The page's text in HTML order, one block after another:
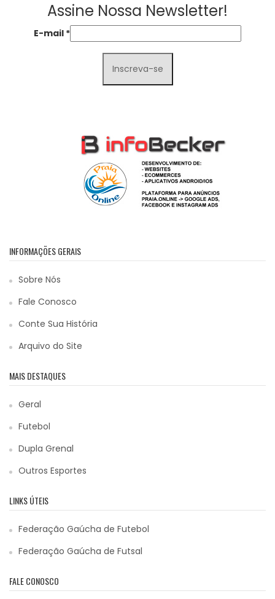
Assine Nossa Newsletter!
E-mail *
INFORMAÇÕES GERAIS
Sobre Nós
Fale Conosco
Conte Sua História
Arquivo do Site
MAIS DESTAQUES
Geral
Futebol
Dupla Grenal
Outros Esportes
LINKS ÚTEIS
Federação Gaúcha de Futebol
Federação Gaúcha de Futsal
FALE CONOSCO